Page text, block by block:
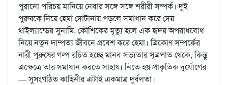
পুরানো পরিচয় মানিয়ে নেবার সঙ্গে সঙ্গে শরীরী সম্পর্ক। দুই
পুরুষকে নিয়ে হেমা দোটানায় পড়লে সমাধান করে দেয়
থাইল্যান্ডের সুনামি, কৌশিকের মৃত্যু হলে এক হৃদয় অপরাধবোধ
নিয়ে নতুন দাম্পত্য জীবনে প্রবেশ করে হেমা। ত্রিকোণ সম্পর্কের
নারী পুরুষের গল্প রচিত হচ্ছে মানব সভ্যতার সূত্রপাত থেকে, কিন্তু
এক্ষেত্রে তার সমাধান করতে সাহায্য নিতে হয় প্রাকৃতিক দুর্যোগের
— সুসংগঠিত কাহিনীর এটাই একমাত্র দুর্বলতা।